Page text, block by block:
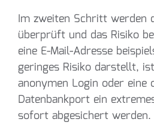
Im zweiten Schritt werden
überprüft und das Risiko
eine E-Mail-Adresse
geringes Risiko darstellt,
anonymen Login oder eine
Datenbankport ein
sofort abgesichert werden.